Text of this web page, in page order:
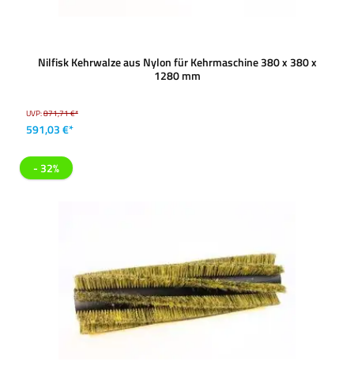
Nilfisk Kehrwalze aus Nylon für Kehrmaschine 380 x 380 x
1280 mm
UVP:871,71 €*
591,03 €*
- 32%